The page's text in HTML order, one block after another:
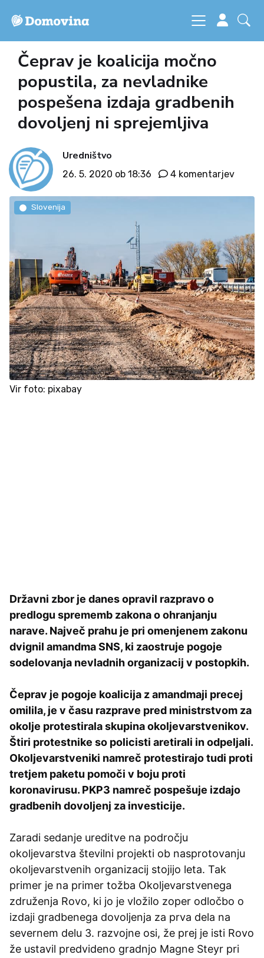
Čeprav je koalicija močno
popustila, za nevladnike
pospešena izdaja gradbenih
dovoljenj ni sprejemljiva
Uredništvo
26. 5. 2020 ob 18:36 4 komentarjev
Vir foto: pixabay
Slovenija
Državni zbor je danes opravil razpravo o
predlogu sprememb zakona o ohranjanju
narave. Največ prahu je pri omenjenem zakonu
dvignil amandma SNS, ki zaostruje pogoje
sodelovanja nevladnih organizacij v postopkih.
Čeprav je pogoje koalicija z amandmaji precej
omilila, je v času razprave pred ministrstvom za
okolje protestirala skupina okoljevarstvenikov.
Štiri protestnike so policisti aretirali in odpeljali.
Okoljevarstveniki namreč protestirajo tudi proti
tretjem paketu pomoči v boju proti
koronavirusu. PKP3 namreč pospešuje izdajo
gradbenih dovoljenj za investicije.
Zaradi sedanje ureditve na področju
okoljevarstva številni projekti ob nasprotovanju
okoljevarstvenih organizacij stojijo leta. Tak
primer je na primer tožba Okoljevarstvenega
združenja Rovo, ki jo je vložilo zoper odločbo o
izdaji gradbenega dovoljenja za prva dela na
severnem delu 3. razvojne osi, že prej je isti Rovo
že ustavil predvideno gradnjo Magne Steyr pri